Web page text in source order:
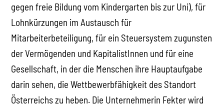
gegen freie Bildung vom Kindergarten bis zur Uni), für
Lohnkürzungen im Austausch für
Mitarbeiterbeteiligung, für ein Steuersystem zugunsten
der Vermögenden und KapitalistInnen und für eine
Gesellschaft, in der die Menschen ihre Hauptaufgabe
darin sehen, die Wettbewerbfähigkeit des Standort
Österreichs zu heben. Die Unternehmerin Fekter wird